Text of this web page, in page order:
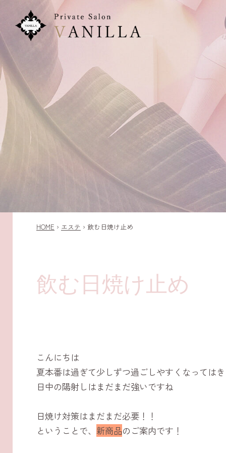
HOME › エステ › 飲む日焼け止め
飲む日焼け止め
こんにちは
夏本番は過ぎて少しずつ過ごしやすくなっては
日中の陽射しはまだまだ強いですね
日焼け対策はまだまだ必要！！
ということで、 新商品のご案内です！